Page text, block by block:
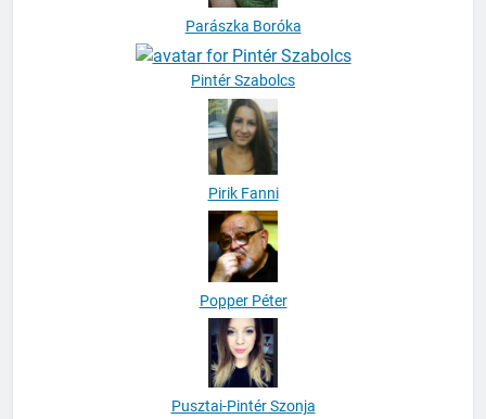
Parászka Boróka
Pintér Szabolcs
Pirik Fanni
Popper Péter
Pusztai-Pintér Szonja